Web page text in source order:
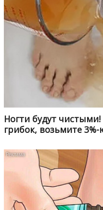
Ногти будут
грибок, возьмите